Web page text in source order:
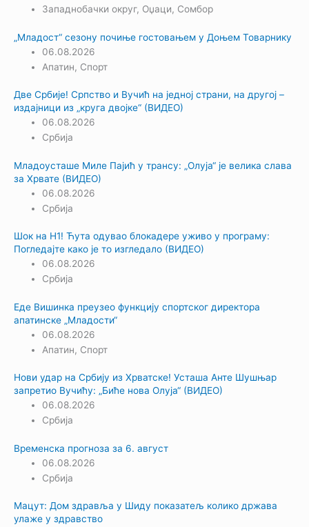
Западнобачки округ, Оџаци, Сомбор
„Младост“ сезону почиње гостовањем у Доњем Товарнику
06.08.2026
Апатин, Спорт
Две Србије! Српство и Вучић на једној страни, на другој –
издајници из „круга двојке“ (ВИДЕО)
06.08.2026
Србија
Младоусташе Миле Пајић у трансу: „Олуја“ је велика слава
за Хрвате (ВИДЕО)
06.08.2026
Србија
Шок на Н1! Ћута одувао блокадере уживо у програму:
Погледајте како је то изгледало (ВИДЕО)
06.08.2026
Србија
Еде Вишинка преузео функцију спортског директора
апатинске „Младости“
06.08.2026
Апатин, Спорт
Нови удар на Србију из Хрватске! Усташа Анте Шушњар
запретио Вучићу: „Биће нова Олуја“ (ВИДЕО)
06.08.2026
Србија
Временска прогноза за 6. август
06.08.2026
Србија
Мацут: Дом здравља у Шиду показатељ колико држава
улаже у здравство